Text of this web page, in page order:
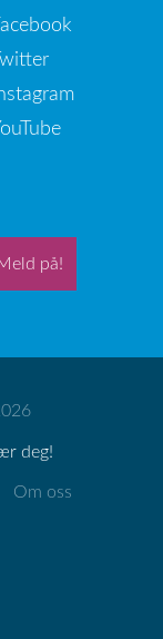
Twitter
på!
deg!
Om oss